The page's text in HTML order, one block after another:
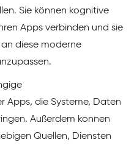
Sie können kognitive
Apps verbinden und sie
diese moderne
Apps, die Systeme, Daten
Außerdem können
Quellen, Diensten